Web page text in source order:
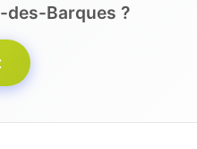
Barques ?